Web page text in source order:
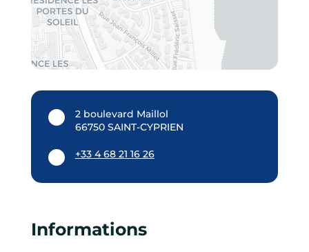
2 boulevard Maillol
66750 SAINT-CYPRIEN
+33 4 68 21 16 26
Informations